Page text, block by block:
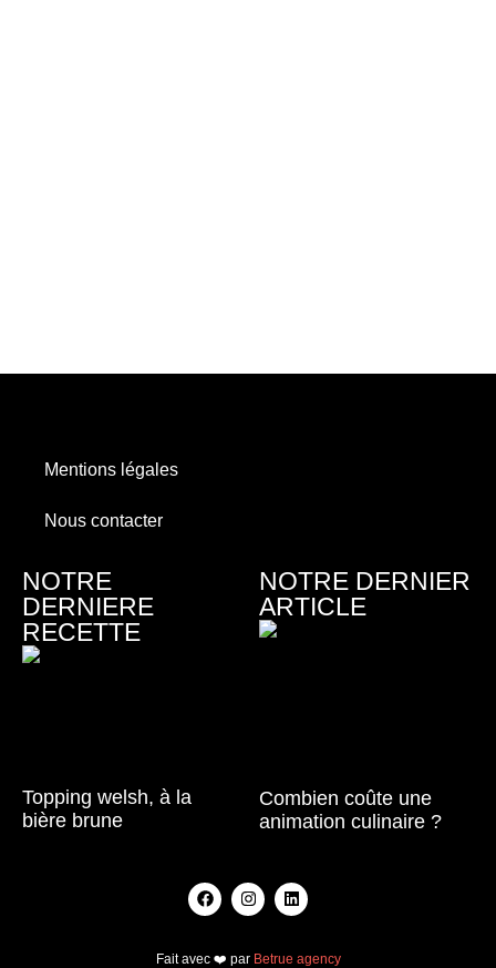
Mentions légales
Nous contacter
NOTRE
DERNIERE
RECETTE
Topping welsh, à la
bière brune
NOTRE DERNIER
ARTICLE
Combien coûte une
animation culinaire ?
Fait avec ❤️ par Betrue agency